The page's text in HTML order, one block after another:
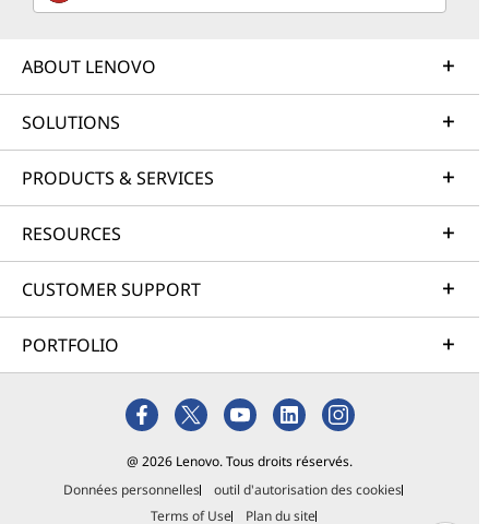
ABOUT LENOVO
SOLUTIONS
PRODUCTS & SERVICES
RESOURCES
CUSTOMER SUPPORT
PORTFOLIO
@ 2026 Lenovo. Tous droits réservés.
Données personnelles
outil d'autorisation des cookies
Terms of Use
Plan du site